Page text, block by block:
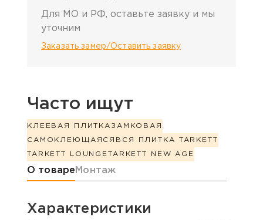
Для МО и РФ, оставьте заявку и мы
уточним
Заказать замер/Оставить заявку
Часто ищут
КЛЕЕВАЯ ПЛИТКА ЗАМКОВАЯ
САМОКЛЕЮЩАЯСЯ ВСЯ ПЛИТКА TARKETT
TARKETT LOUNGETARKETT NEW AGE
Информация о товаре
О товаре Монтаж
Характеристики